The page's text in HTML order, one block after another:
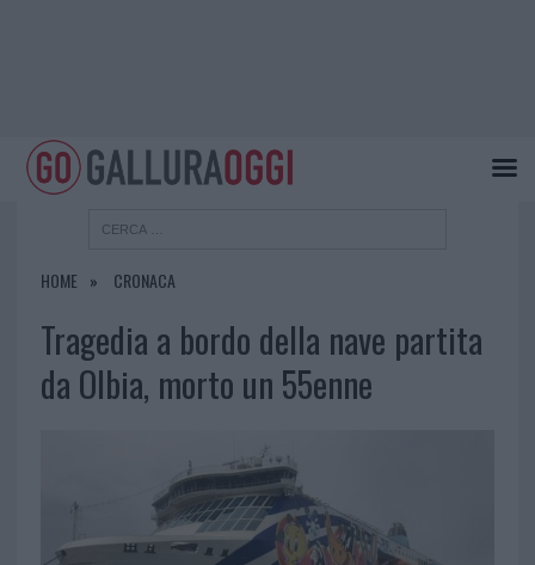
HOME CRONACA
Tragedia a bordo della nave partita
da Olbia, morto un 55enne